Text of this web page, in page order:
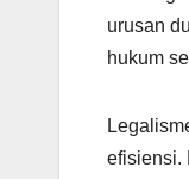
urusan
hukum
efisiensi.